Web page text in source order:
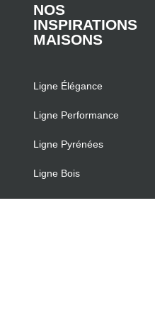
NOS
INSPIRATIONS
MAISONS
Ligne Élégance
Ligne Performance
Ligne Pyrénées
Ligne Bois
Ligne Primo